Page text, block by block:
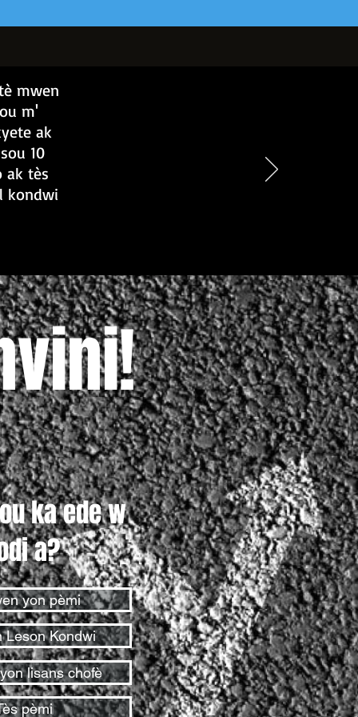
mwen
m'
ak
10
ak tès
kondwi
ka ede w
a?
yon pèmi
Leson Kondwi
lisans chofè
pèmi